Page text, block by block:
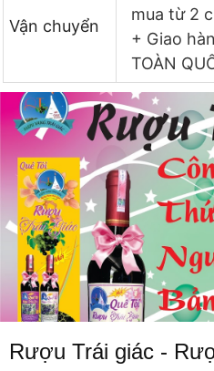
Vận chuyển
mua từ 2
+ Giao
TOÀN
Rượu Trái giác -